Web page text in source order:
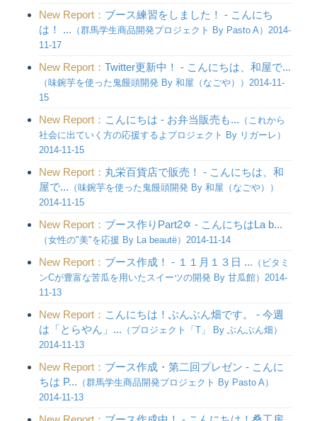
New Report： ブース練習をしました！ - こんにち
は！ ... （群馬学生商品開発プロジェクト By Pasto A）2014-
11-17
New Report： Twitter更新中！ - こんにちは、和屋で...
（味鋺芋を使った鬼饅頭開発 By 和屋（なごや））2014-11-
15
New Report： こんにちは - お弁当販売も... （これから
社会に出ていく方の応援するよプロジェクト By リガーレ）
2014-11-15
New Report： 丸栄百貨店で販売！ - こんにちは、和
屋で... （味鋺芋を使った鬼饅頭開発 By 和屋（なごや））
2014-11-15
New Report： ブース作りPart2✡ - こんにちはLa b...
（女性の"美"を応援 By La beautë）2014-11-14
New Report： ブース作成！ - １１月１３日 ... （ビタミ
ンCが豊富な苦瓜を用いたスイーツの開発 By 甘瓜館）2014-
11-13
New Report： こんにちは！ぶんぶん畑です。 - 今週
は「とらやん」... （プロジェクト「T」 By ぶんぶん畑）
2014-11-13
New Report： ブース作成・第二回プレゼン - こんに
ちは P... （群馬学生商品開発プロジェクト By Pasto A）
2014-11-13